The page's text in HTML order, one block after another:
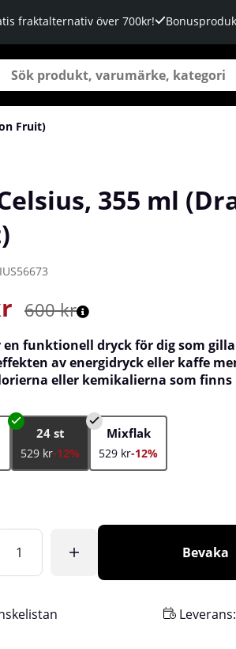
fraktalternativ över 700kr!
Fruit)
355 ml
600kr
en funktionell dryck för dig som
av energidryck eller kaffe
eller kemikalierna som finns
24 st
529 kr-12%
Mixflak
529 kr-12%
Bevaka
Leverans: